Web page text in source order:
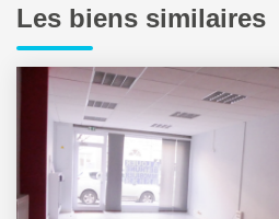
Les biens similaires